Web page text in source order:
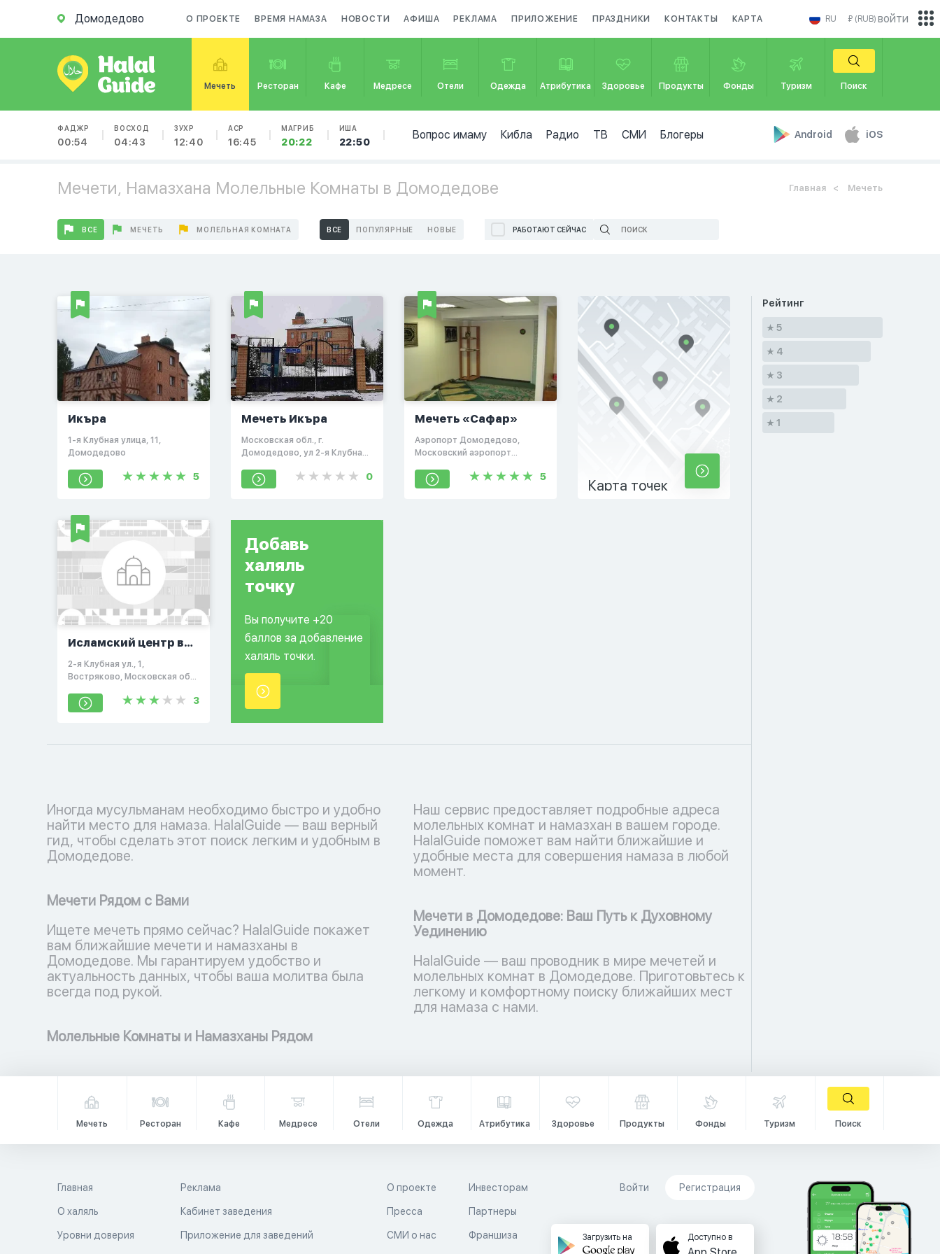
Домодедово О ПРОЕКТЕ ВРЕМЯ НАМАЗА НОВОСТИ АФИША РЕКЛАМА ПРИЛОЖЕНИЕ ПРАЗДНИКИ КОНТАКТЫ КАРТА RU ₽ (RUB)
Мечеть Ресторан Кафе Медресе Отели Одежда Атрибутика Здоровье Продукты Фонды Туризм Поиск
ФАДЖР
00:54
ВОСХОД
04:43
ЗУХР
12:40
АСР
16:45
МАГРИБ
20:22
ИША
22:50
Вопрос имаму Кибла Радио ТВ СМИ Блогеры Android iOS
войти
Мечети, Намазхана Молельные Комнаты в Домодедове Главная Мечеть
ВСЕ МЕЧЕТЬ МОЛЕЛЬНАЯ КОМНАТА ВСЕ ПОПУЛЯРНЫЕ НОВЫЕ РАБОТАЮТ СЕЙЧАС
Икъра
​1-я Клубная улица, 11​,
Домодедово
5
Мечеть Икъра
Московская обл., г.
Домодедово, ул 2-я Клубная (
0
Мечеть «Сафар»
Аэропорт Домодедово,
Московский аэропорт
область, Россия, 142015
5
Карта точек
Исламский центр в
Домодедово
2-я Клубная ул., 1,
Востряково, Московская обл.,
3
Добавь
халяль
точку
Вы получите +20
баллов за добавление
халяль точки.
Иногда мусульманам необходимо быстро и удобно
найти место для намаза. HalalGuide — ваш верный
гид, чтобы сделать этот поиск легким и удобным в
Домодедове.
Мечети Рядом с Вами
Ищете мечеть прямо сейчас? HalalGuide покажет
вам ближайшие мечети и намазханы в
Домодедове. Мы гарантируем удобство и
актуальность данных, чтобы ваша молитва была
всегда под рукой.
Молельные Комнаты и Намазханы Рядом
Наш сервис предоставляет подробные адреса
молельных комнат и намазхан в вашем городе.
HalalGuide поможет вам найти ближайшие и
удобные места для совершения намаза в любой
момент.
Мечети в Домодедове: Ваш Путь к Духовному
Уединению
HalalGuide — ваш проводник в мире мечетей и
молельных комнат в Домодедове. Приготовьтесь к
легкому и комфортному поиску ближайших мест
для намаза с нами.
Рейтинг
5
4
3
2
1
Мечеть Ресторан Кафе Медресе Отели Одежда Атрибутика Здоровье Продукты Фонды Туризм Поиск
Главная
О халяль
Уровни доверия
Реклама
Кабинет заведения
Приложение для заведений
О проекте
Пресса
СМИ о нас
Инвесторам
Партнеры
Франшиза
Войти Регистрация
Загрузить на Доступно в